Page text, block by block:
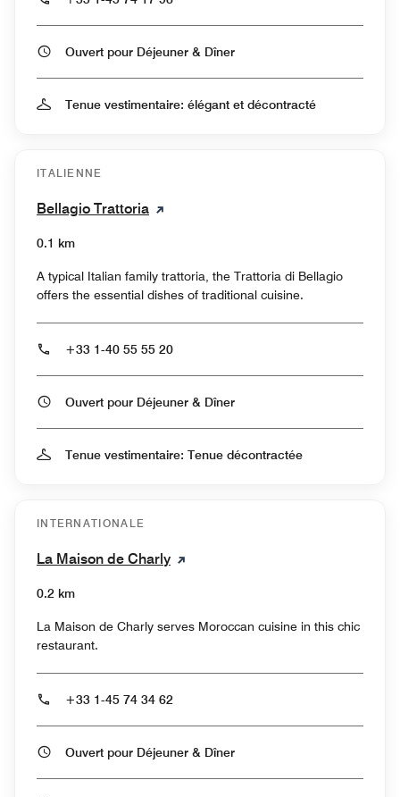
Ouvert pour Déjeuner & Dîner
Tenue vestimentaire: élégant et décontracté
ITALIENNE
Bellagio Trattoria
0.1 km
A typical Italian family trattoria, the Trattoria di Bellagio
offers the essential dishes of traditional cuisine.
+33 1-40 55 55 20
Ouvert pour Déjeuner & Dîner
Tenue vestimentaire: Tenue décontractée
INTERNATIONALE
La Maison de Charly
0.2 km
La Maison de Charly serves Moroccan cuisine in this chic
restaurant.
+33 1-45 74 34 62
Ouvert pour Déjeuner & Dîner